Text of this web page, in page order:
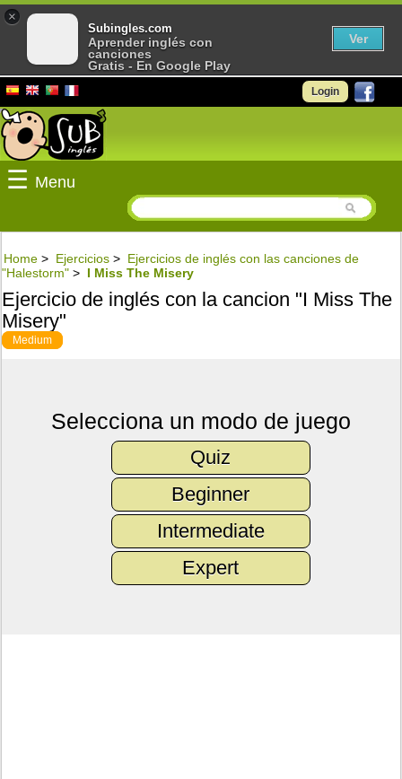
Login
☰ Menu
Home > Ejercicios > Ejercicios de inglés con las canciones de
"Halestorm" > I Miss The Misery
Ejercicio de inglés con la cancion "I Miss The
Misery"
Medium
Selecciona un modo de juego
Quiz
Beginner
Intermediate
Expert
×
Subingles.com
Aprender inglés con
canciones
Gratis - En Google Play
Ver